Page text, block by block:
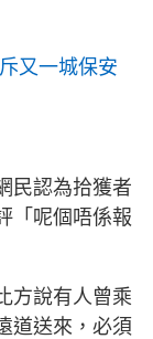
又一城保安
民認為拾獲者
「呢個唔係報
方說有人曾乘
道送來，必須